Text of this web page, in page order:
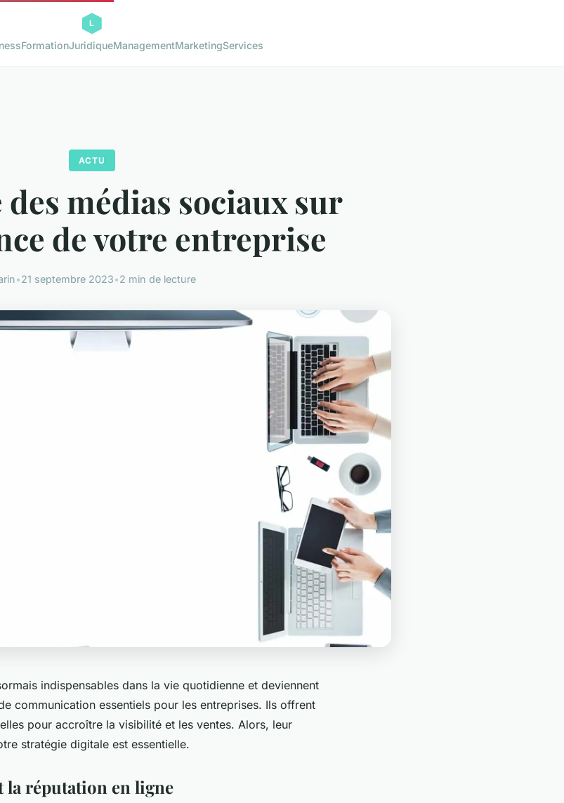
FormationJuridiqueManagementMarketingServices
ACTU
médias sociaux sur
de votre entreprise
•21 septembre 2023•2 min de lecture
indispensables dans la vie quotidienne et deviennent
communication essentiels pour les entreprises. Ils offrent
pour accroître la visibilité et les ventes. Alors, leur
stratégie digitale est essentielle.
la réputation en ligne